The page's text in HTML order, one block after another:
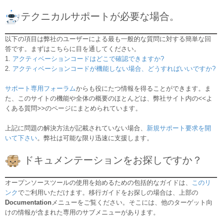
テクニカルサポートが必要な場合。
以下の項目は弊社のユーザーによる最も一般的な質問に対する簡単な回
答です。まずはこちらに目を通してください。
1. アクティベーションコードはどこで確認できますか?
2. アクティベーションコードが機能しない場合、どうすればいいですか?
サポート専用フォーラムからも役にたつ情報を得ることができます。ま
た、このサイトの機能や全体の概要のほとんどは、弊社サイト内の<<よ
くある質問>>のページにまとめられています。
上記に問題の解決方法が記載されていない場合、 新規サポート要求を開
いて下さい。弊社は可能な限り迅速に支援します。
ドキュメンテーションをお探しですか？
オープンソースツールの使用を始めるための包括的なガイドは、 このリ
ンクでご利用いただけます。移行ガイドをお探しの場合は、上部の
Documentationメニューをご覧ください。そこには、他のターゲット向
けの情報が含まれた専用のサブメニューがあります。